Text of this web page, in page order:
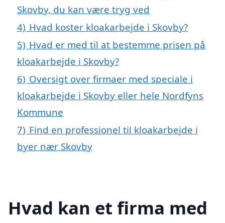
Skovby, du kan være tryg ved
4) Hvad koster kloakarbejde i Skovby?
5) Hvad er med til at bestemme prisen på
kloakarbejde i Skovby?
6) Oversigt over firmaer med speciale i
kloakarbejde i Skovby eller hele Nordfyns
Kommune
7) Find en professionel til kloakarbejde i
byer nær Skovby
Hvad kan et firma med